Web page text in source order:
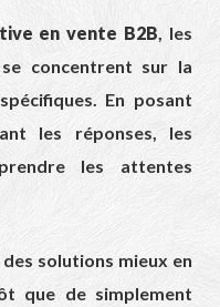
en vente B2B, les
concentrent sur la
En posant
les réponses, les
les attentes
solutions mieux en
que de simplement